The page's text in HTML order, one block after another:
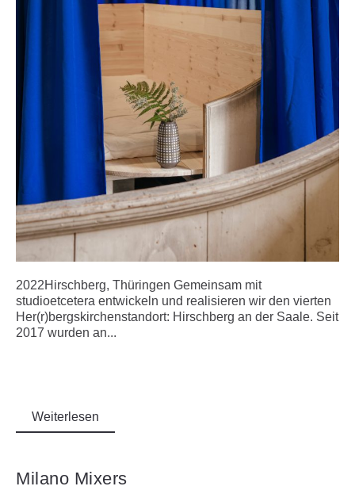
2022Hirschberg, Thüringen Gemeinsam mit
studioetcetera entwickeln und realisieren wir den vierten
Her(r)bergskirchenstandort: Hirschberg an der Saale. Seit
2017 wurden an...
Weiterlesen
Milano Mixers